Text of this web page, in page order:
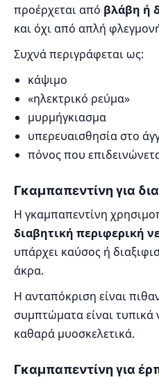
προέρχεται από βλάβη ή
και όχι από απλή
Συχνά περιγράφεται ως:
κάψιμο
«ηλεκτρικό ρεύμα»
μυρμήγκιασμα
υπερευαισθησία στο
πόνος που
Γκαμπαπεντίνη για
Η γκαμπαπεντίνη
διαβητική περιφερική
υπάρχει καύσος ή
άκρα.
Η ανταπόκριση είναι
συμπτώματα είναι τυπικά
καθαρά μυοσκελετικά.
Γκαμπαπεντίνη για